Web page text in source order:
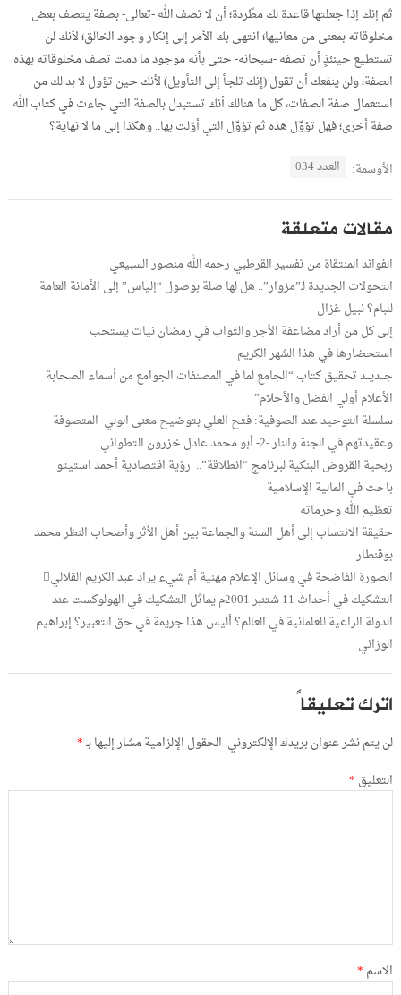
ثم إنك إذا جعلتها قاعدة لك مطّردة؛ أن لا تصف الله -تعالى- بصفة يتصف بعض
مخلوقاته بمعنى من معانيها؛ انتهى بك الأمر إلى إنكار وجود الخالق؛ لأنك لن
تستطيع حينئذٍ أن تصفه -سبحانه- حتى بأنه موجود ما دمت تصف مخلوقاته بهذه
الصفة، ولن ينفعك أن تقول (إنك تلجأ إلى التأويل) لأنك حين تؤول لا بد لك من
استعمال صفة الصفات، كل ما هنالك أنك تستبدل بالصفة التي جاءت في كتاب الله
صفة أخرى؛ فهل تؤوِّل هذه ثم تؤوِّل التي أوّلت بها.. وهكذا إلى ما لا نهاية؟
الأوسمة: العدد 034
مقالات متعلقة
الفوائد المنتقاة من تفسير القرطبي رحمه الله منصور السبيعي
التحولات الجديدة لـ”مزوار”.. هل لها صلة بوصول “إلياس” إلى الأمانة العامة
للبام؟ نبيل غزال
إلى كل من أراد مضاعفة الأجر والثواب في رمضان نيات يستحب
استحضارها في هذا الشهر الكريم
جــديــد تحقيق كتاب “الجامع لما في المصنفات الجوامع من أسماء الصحابة
الأعلام أولي الفضل والأحلام”
سلسلة التوحيد عند الصوفية: فتح العلي بتوضيح معنى الولي ‎ المتصوفة
وعقيدتهم في الجنة والنار -2- أبو محمد عادل خزرون التطواني
ربحية القروض البنكية لبرنامج “انطلاقة”.. رؤية اقتصادية أحمد استيتو
باحث في المالية الإسلامية
تعظيم الله وحرماته
حقيقة الانتساب إلى أهل السنة والجماعة بين أهل الأثر وأصحاب النظر محمد
بوقنطار
الصورة الفاضحة في وسائل الإعلام مهنية أم شيء يراد عبد الكريم القلالي
التشكيك في أحداث 11 شتنبر 2001م يماثل التشكيك في الهولوكست عند
الدولة الراعية للعلمانية في العالم؟ أليس هذا جريمة في حق التعبير؟ إبراهيم
الوزاني
اترك تعليقاً
لن يتم نشر عنوان بريدك الإلكتروني. الحقول الإلزامية مشار إليها بـ*
التعليق *
الاسم *